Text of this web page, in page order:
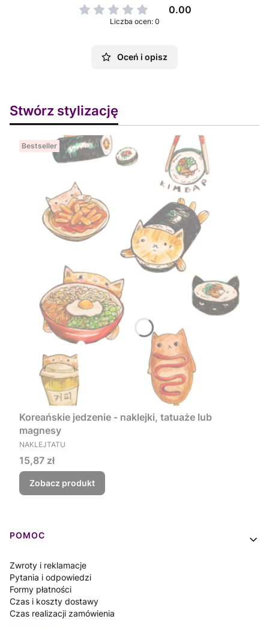
0.00
Liczba ocen: 0
Oceń i opisz
Stwórz stylizację
Bestseller
Koreańskie jedzenie - naklejki, tatuaże lub
magnesy
PRODUCENT
NAKLEJTATU
Cena
15,87 zł
Zobacz produkt
Linki w stopce
POMOC
Zwroty i reklamacje
Pytania i odpowiedzi
Formy płatności
Czas i koszty dostawy
Czas realizacji zamówienia